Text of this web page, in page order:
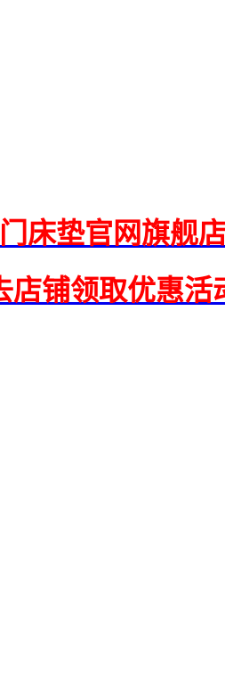
床垫官网旗舰
店铺领取优惠活